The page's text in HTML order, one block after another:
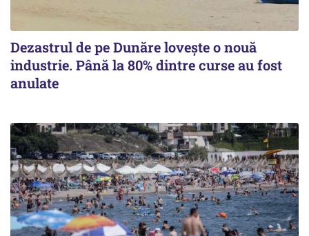
Dezastrul de pe Dunăre lovește o nouă
industrie. Până la 80% dintre curse au fost
anulate